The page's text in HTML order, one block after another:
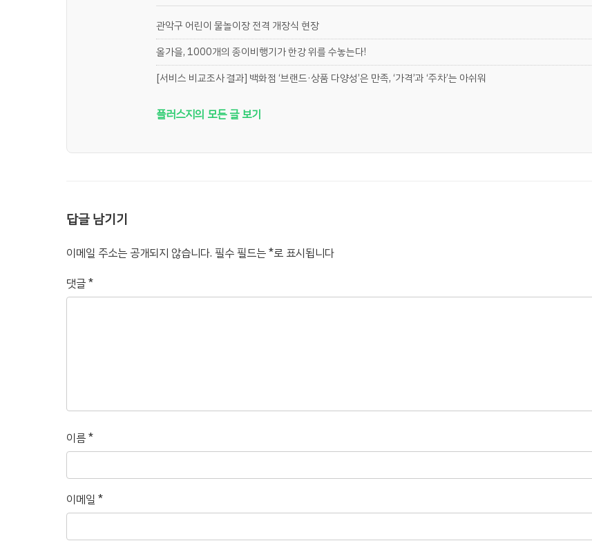
관악구 어린이 물놀이장 전격 개장식 현장
올가을, 1000개의 종이비행기가 한강 위를 수놓는다!
[서비스 비교조사 결과] 백화점 ‘브랜드·상품 다양성’은 만족, ‘가격’과 ‘주차’는 아쉬워
플러스지의 모든 글 보기
답글 남기기
이메일 주소는 공개되지 않습니다. 필수 필드는*로 표시됩니다
댓글*
이름*
이메일 *